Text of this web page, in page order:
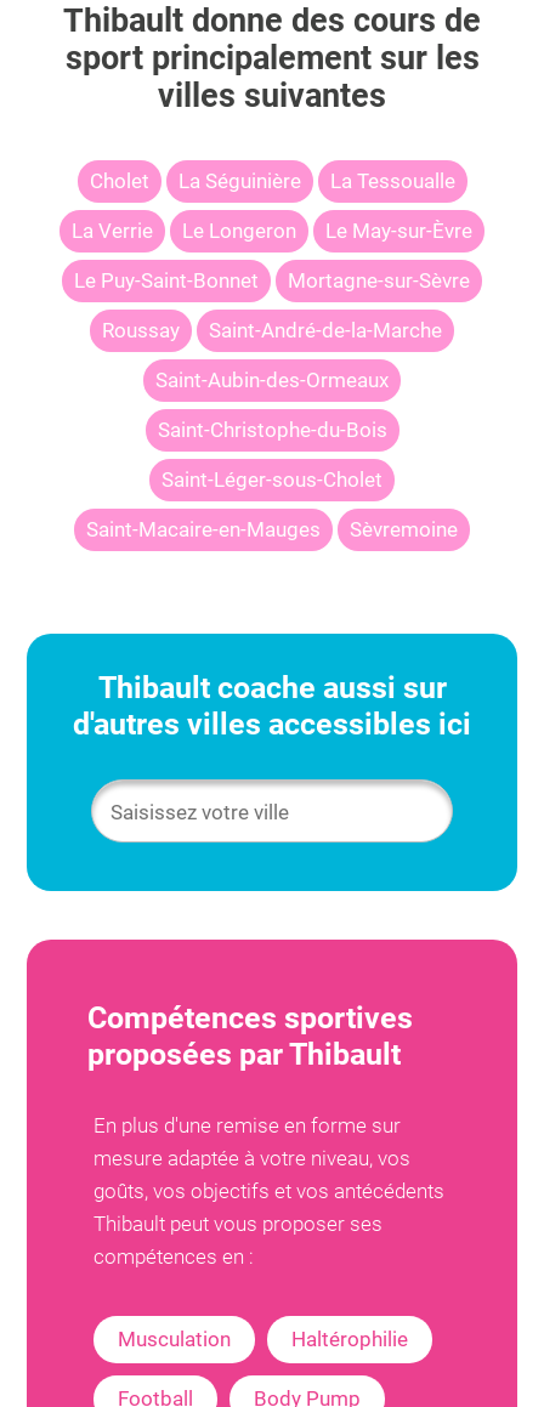
Thibault donne des cours de
sport principalement sur les
villes suivantes
Cholet La Séguinière La Tessoualle
La Verrie Le Longeron Le May-sur-Èvre
Le Puy-Saint-Bonnet Mortagne-sur-Sèvre
Roussay Saint-André-de-la-Marche
Saint-Aubin-des-Ormeaux
Saint-Christophe-du-Bois
Saint-Léger-sous-Cholet
Saint-Macaire-en-Mauges Sèvremoine
Thibaultcoache aussi sur
d'autres villes accessibles ici
Compétences sportives
proposées parThibault
En plus d'une remise en forme sur
mesure adaptée à votre niveau, vos
goûts, vos objectifs et vos antécédents
Thibault peut vous proposer ses
compétences en :
Musculation Haltérophilie
Football Body Pump